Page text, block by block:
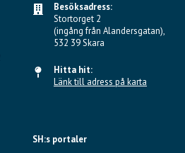
Besöksadress:
Stortorget 2
(ingång från Alandersgatan),
532 39 Skara
Hitta hit:
Länk till adress på karta
SH:s portaler